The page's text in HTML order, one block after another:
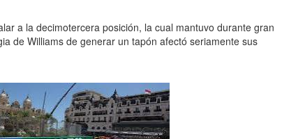
a la decimotercera posición, la cual mantuvo durante gran
de Williams de generar un tapón afectó seriamente sus